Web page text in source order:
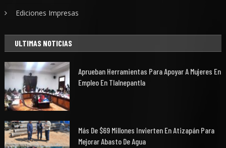
Ediciones Impresas
ULTIMAS NOTICIAS
Aprueban Herramientas Para Apoyar A Mujeres En
Empleo En Tlalnepantla
Más De $69 Millones Invierten En Atizapán Para
Mejorar Abasto De Agua